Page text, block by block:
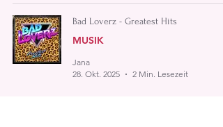
Bad Loverz - Greatest Hits
MUSIK
Jana
28. Okt. 2025
2 Min. Lesezeit